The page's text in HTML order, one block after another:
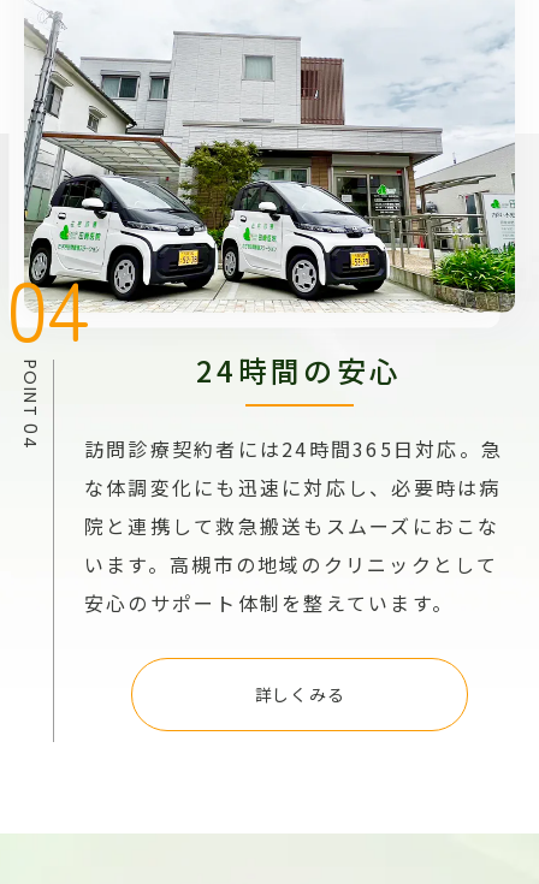
24時間の安心
訪問診療契約者には24時間365日対応。急
な体調変化にも迅速に対応し、必要時は病
院と連携して救急搬送もスムーズにおこな
います。高槻市の地域のクリニックとして
安心のサポート体制を整えています。
詳しくみる